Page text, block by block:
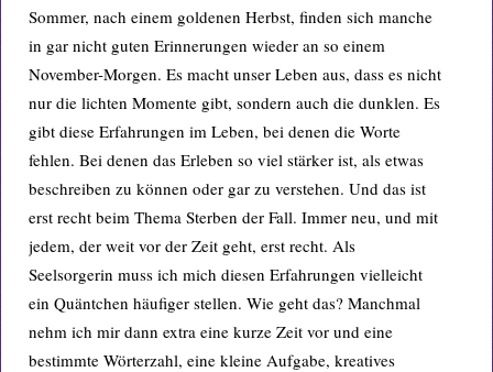
Sommer, nach einem goldenen Herbst, finden sich manche
in gar nicht guten Erinnerungen wieder an so einem
November-Morgen. Es macht unser Leben aus, dass es nicht
nur die lichten Momente gibt, sondern auch die dunklen. Es
gibt diese Erfahrungen im Leben, bei denen die Worte
fehlen. Bei denen das Erleben so viel stärker ist, als etwas
beschreiben zu können oder gar zu verstehen. Und das ist
erst recht beim Thema Sterben der Fall. Immer neu, und mit
jedem, der weit vor der Zeit geht, erst recht. Als
Seelsorgerin muss ich mich diesen Erfahrungen vielleicht
ein Quäntchen häufiger stellen. Wie geht das? Manchmal
nehm ich mir dann extra eine kurze Zeit vor und eine
bestimmte Wörterzahl, eine kleine Aufgabe, kreatives